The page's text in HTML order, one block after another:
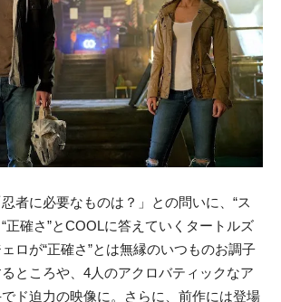
者に必要なものは？」との問いに、“ス
“正確さ”とCOOLに答えていくタートルズ
ロが“正確さ”とは無縁のいつものお調子
ところや、4人のアクロバティックなア
ド迫力の映像に。さらに、前作には登場